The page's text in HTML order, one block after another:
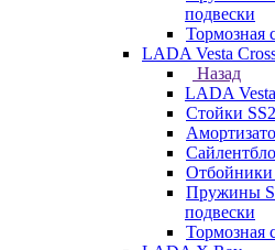
подвески
Тормозная
LADA Vesta
Назад
LADA
Стойки
Отбойники
Пружины
подвески
Тормозная